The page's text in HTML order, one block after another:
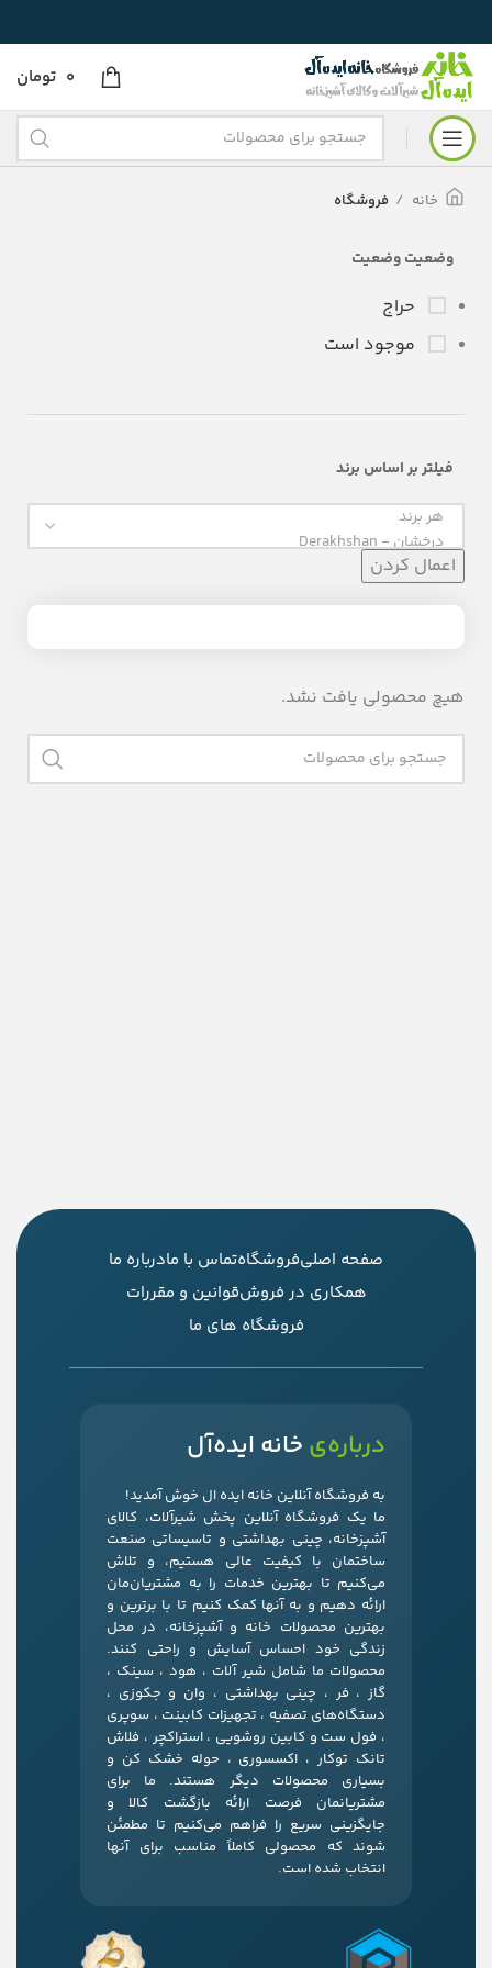
0 تومان
خانه فروشگاه
وضعیت وضعیت
حراج
موجود است
فیلتر بر اساس برند
اعمال کردن
هیچ محصولی یافت نشد.
صفحه اصلیفروشگاهتماس با مادرباره ما
همکاری در فروشقوانین و مقررات
فروشگاه های ما
درباره‌ی خانه ایده‌آل
به فروشگاه آنلاین خانه ایده ال خوش آمدید!
ما یک فروشگاه آنلاین پخش شیرآلات، کالای
آشپزخانه، چینی بهداشتی و تاسیساتی صنعت
ساختمان با کیفیت عالی هستیم، و تلاش
می‌کنیم تا بهترین خدمات را به مشتریان‌مان
ارائه دهیم و به آنها کمک کنیم تا با برترین و
بهترین محصولات خانه و آشپزخانه، در محل
زندگی خود احساس آسایش و راحتی کنند.
محصولات ما شامل شیر آلات ، هود ، سینک ،
گاز ، فر ، چینی بهداشتی ، وان و جکوزی ،
دستگاه‌های تصفیه ، تجهیزات کابینت ، سوپری
، فول ست و کابین روشویی ، استراکچر ، فلاش
تانک توکار ، اکسسوری ، حوله خشک کن و
بسیاری محصولات دیگر هستند. ما برای
مشتریانمان فرصت ارائه بازگشت کالا و
جایگزینی سریع را فراهم می‌کنیم تا مطمئن
شوند که محصولی کاملاً مناسب برای آنها
انتخاب شده است.